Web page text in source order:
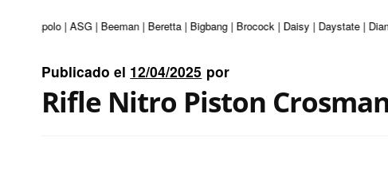
| Apolo | ASG | Beeman | Beretta | Bigbang | Brocock | Daisy | Daystate |
Publicado el 12/04/2025 por
Rifle Nitro Piston